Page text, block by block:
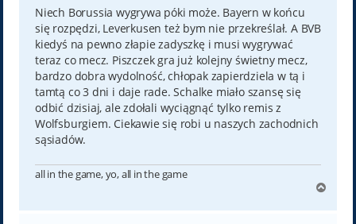
t
Niech Borussia wygrywa póki może. Bayern w końcu
się rozpędzi, Leverkusen też bym nie przekreślał. A BVB
kiedyś na pewno złapie zadyszkę i musi wygrywać
teraz co mecz. Piszczek gra już kolejny świetny mecz,
bardzo dobra wydolność, chłopak zapierdziela w tą i
tamtą co 3 dni i daje rade. Schalke miało szansę się
odbić dzisiaj, ale zdołali wyciągnąć tylko remis z
Wolfsburgiem. Ciekawie się robi u naszych zachodnich
sąsiadów.
all in the game, yo, all in the game
g